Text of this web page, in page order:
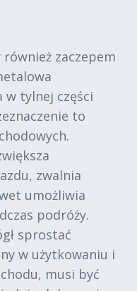
zaczepem
tylnej części
to
zwalnia
umożliwia
podróży.
sprostać
w użytkowaniu i
musi być